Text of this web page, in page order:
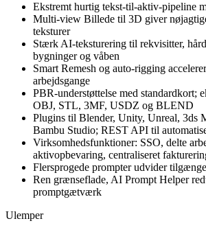
Ekstremt hurtig tekst-til-aktiv-pipeline
Multi-view Billede til 3D giver
teksturer
Stærk AI-teksturering til rekvisitter,
bygninger og våben
Smart Remesh og auto-rigging
arbejdsgange
PBR-understøttelse med standardkort;
OBJ, STL, 3MF, USDZ og BLEND
Plugins til Blender, Unity, Unreal, 3ds
Bambu Studio; REST API til
Virksomhedsfunktioner: SSO, delte
aktivopbevaring, centraliseret
Flersprogede prompter udvider
Ren grænseflade, AI Prompt Helper
promptgætværk
Ulemper